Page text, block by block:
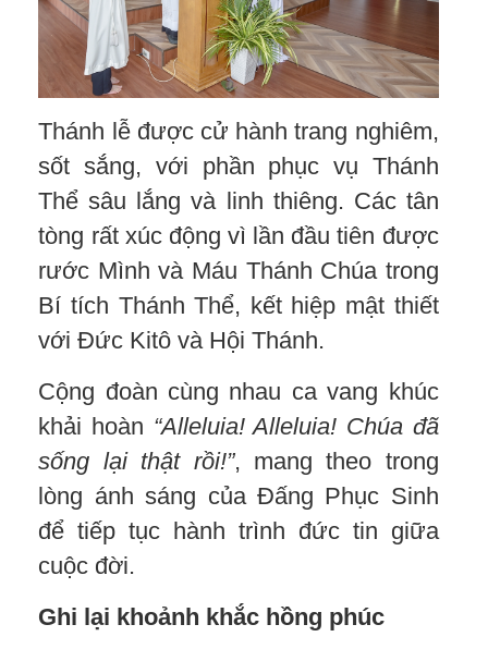
Thánh lễ được cử hành trang nghiêm,
sốt sắng, với phần phục vụ Thánh
Thể sâu lắng và linh thiêng. Các tân
tòng rất xúc động vì lần đầu tiên được
rước Mình và Máu Thánh Chúa trong
Bí tích Thánh Thể, kết hiệp mật thiết
với Đức Kitô và Hội Thánh.
Cộng đoàn cùng nhau ca vang khúc
khải hoàn “Alleluia! Alleluia! Chúa đã
sống lại thật rồi!”, mang theo trong
lòng ánh sáng của Đấng Phục Sinh
để tiếp tục hành trình đức tin giữa
cuộc đời.
Ghi lại khoảnh khắc hồng phúc